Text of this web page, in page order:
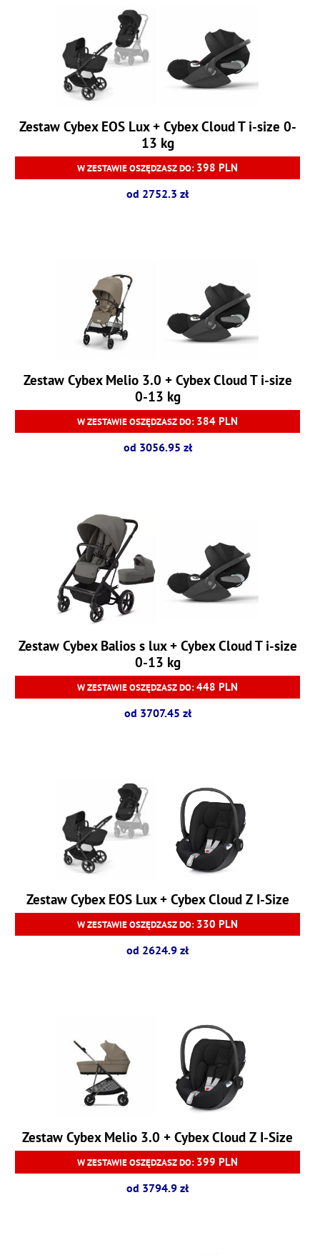
Zestaw Cybex EOS Lux + Cybex Cloud T i-size 0-
13 kg
W ZESTAWIE OSZĘDZASZ DO: 398 PLN
od 2752.3 zł
Zestaw Cybex Melio 3.0 + Cybex Cloud T i-size
0-13 kg
W ZESTAWIE OSZĘDZASZ DO: 384 PLN
od 3056.95 zł
Zestaw Cybex Balios s lux + Cybex Cloud T i-size
0-13 kg
W ZESTAWIE OSZĘDZASZ DO:448 PLN
od 3707.45 zł
Zestaw Cybex EOS Lux + Cybex Cloud Z I-Size
W ZESTAWIE OSZĘDZASZ DO: 330 PLN
od 2624.9 zł
Zestaw Cybex Melio 3.0 + Cybex Cloud Z I-Size
W ZESTAWIE OSZĘDZASZ DO: 399 PLN
od 3794.9 zł